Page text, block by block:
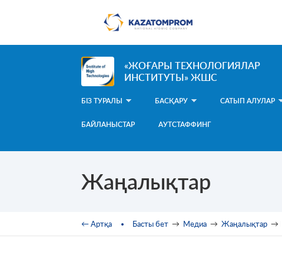
«ЖОҒАРЫ ТЕХНОЛОГИЯЛАР
ИНСТИТУТЫ» ЖШС
БІЗ ТУРАЛЫ БАСҚАРУ САТЫП АЛУЛАР
БАЙЛАНЫСТАР АУТСТАФФИНГ
Жаңалықтар
You are here
← Артқа Басты бет → Медиа → Жаңалықтар →